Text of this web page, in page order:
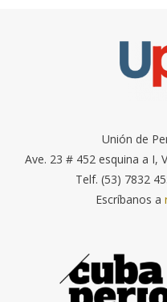
Unión de
Ave. 23 # 452 esquina a I,
Telf. (53) 7832
Escríbanos a